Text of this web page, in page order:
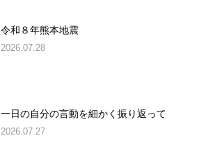
令和８年熊本地震
2026.07.28
一日の自分の言動を細かく振り返って
2026.07.27